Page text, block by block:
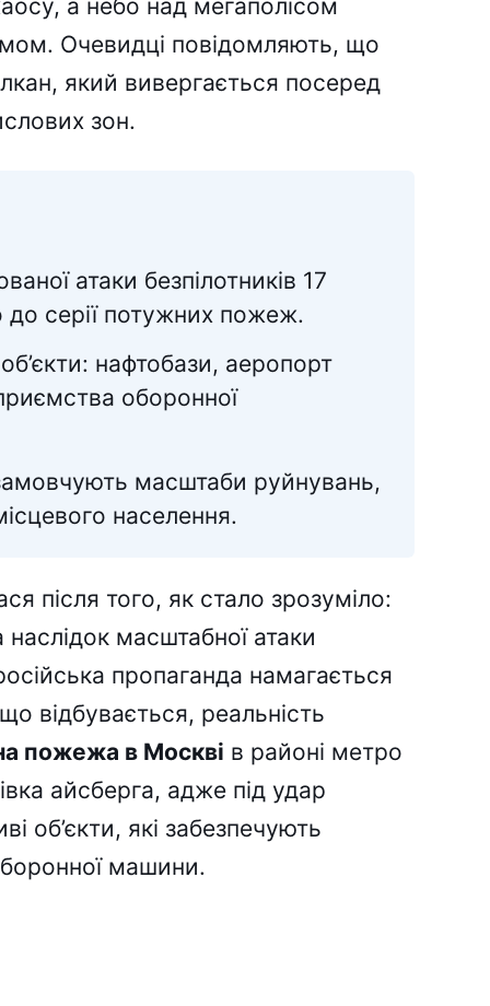
а небо над мегаполісом
Очевидці повідомляють, що
який вивергається посеред
зон.
атаки безпілотників 17
серії потужних пожеж.
нафтобази, аеропорт
оборонної
масштаби руйнувань,
населення.
після того, як стало зрозуміло:
масштабної атаки
пропаганда намагається
відбувається, реальність
пожежа в Москві в районі метро
айсберга, адже під удар
об’єкти, які забезпечують
машини.